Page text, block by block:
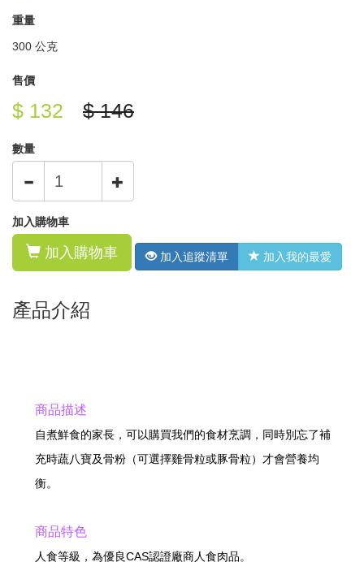
重量
300 公克
售價
$ 132 $ 146
數量
加入購物車
加入購物車 加入追蹤清單 加入我的最愛
產品介紹
商品描述
自煮鮮食的家長，可以購買我們的食材烹調，同時別忘了補
充時蔬八寶及骨粉（可選擇雞骨粒或豚骨粒）才會營養均
衡。
商品特色
人食等級，為優良CAS認證廠商人食肉品。